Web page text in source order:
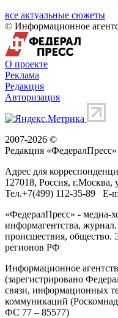
все актуальные сюжеты
© Информационное
О проекте
Реклама
Редакция
Авторизация
2007-2026 ©
Редакция «ФедералПресс»
Адрес для
127018, Россия, г.Москва,
Тел.+7(499) 112-35-89 E-
«ФедералПресс» - медиа-
информагентства,
происшествия, общество.
регионов РФ
Информационное
(зарегистрировано
связи, информационных
коммуникаций
ФС 77 – 85577)